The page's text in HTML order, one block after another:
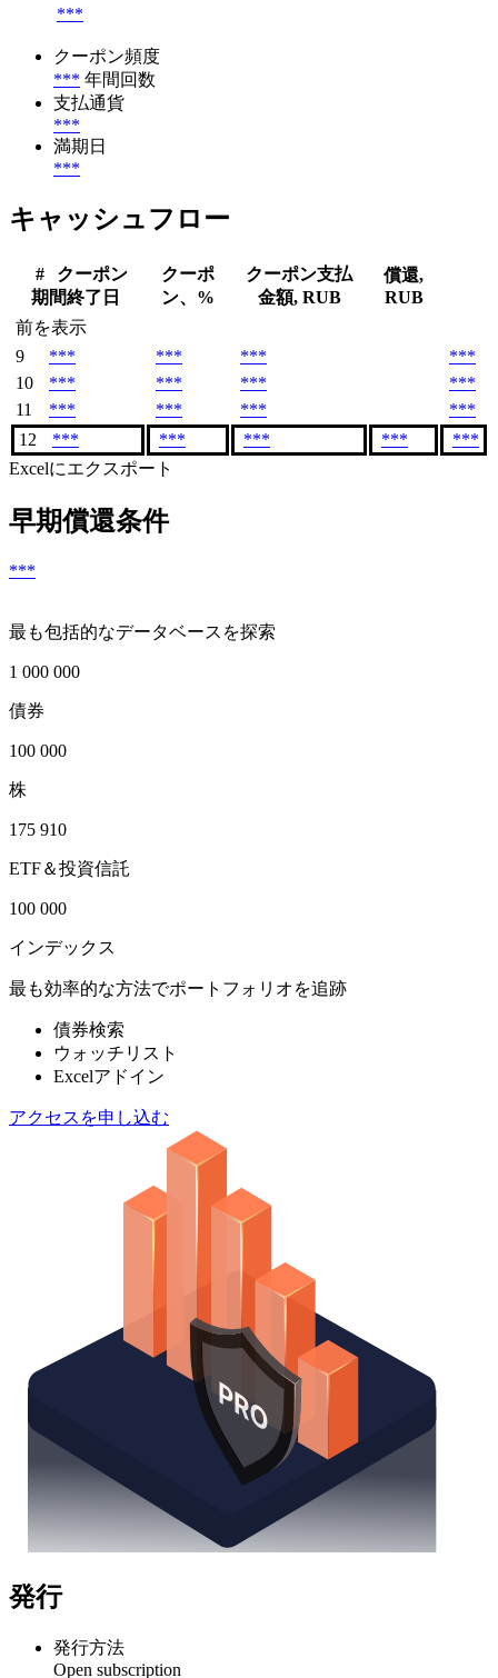
***
クーポン頻度
*** 年間回数
支払通貨
***
満期日
***
キャッシュフロー
#
クーポン
期間終了日
クーポ
ン、%
クーポン支払
金額, RUB
償還,
RUB
前を表示
9
*** *** ***
***
10
*** *** ***
***
11
*** *** ***
***
12
*** *** *** ***
***
Excelにエクスポート
早期償還条件
***
最も包括的なデータベースを探索
1 000 000
債券
100 000
株
175 910
ETF＆投資信託
100 000
インデックス
最も効率的な方法でポートフォリオを追跡
債券検索
ウォッチリスト
Excelアドイン
アクセスを申し込む
発行
発行方法
Open subscription